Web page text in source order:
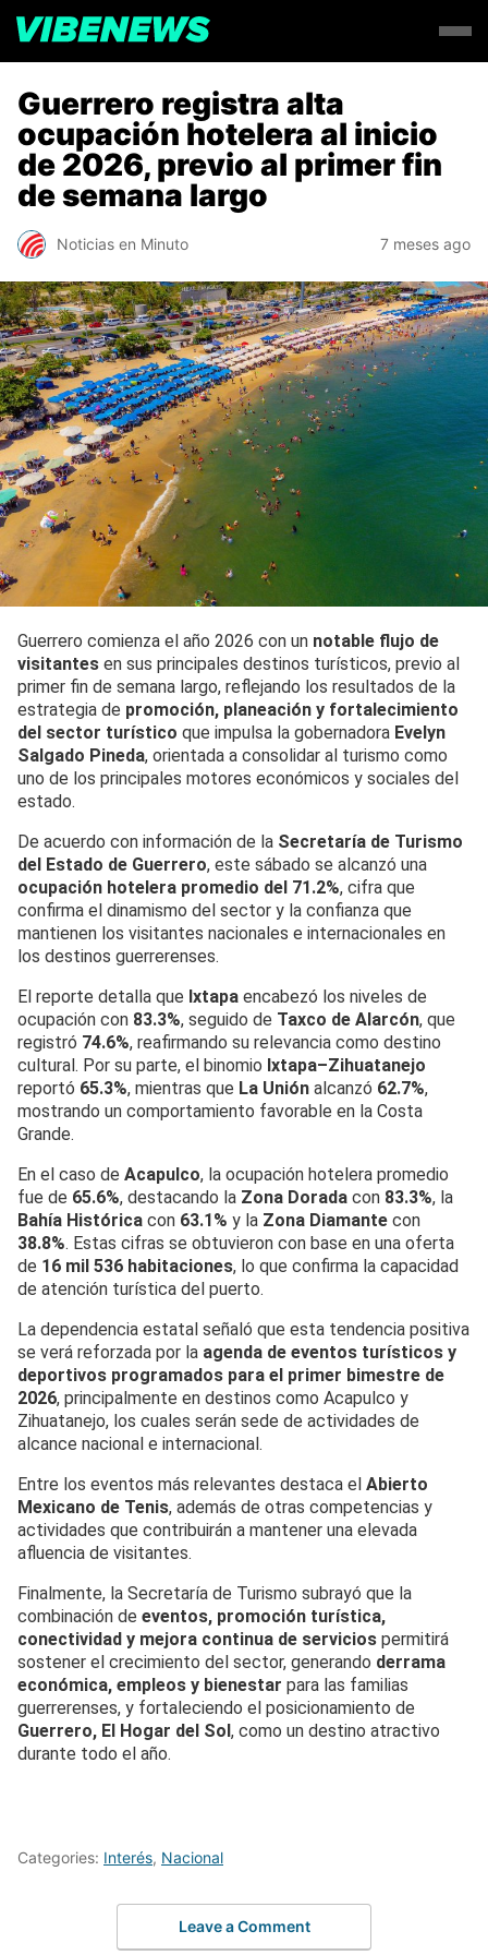
Guerrero registra alta
ocupación hotelera al inicio
de 2026, previo al primer fin
de semana largo
Noticias en Minuto 7 meses ago
Guerrero comienza el año 2026 con un notable flujo de
visitantes en sus principales destinos turísticos, previo al
primer fin de semana largo, reflejando los resultados de la
estrategia de promoción, planeación y fortalecimiento
del sector turístico que impulsa la gobernadora Evelyn
Salgado Pineda, orientada a consolidar al turismo como
uno de los principales motores económicos y sociales del
estado.
De acuerdo con información de la Secretaría de Turismo
del Estado de Guerrero, este sábado se alcanzó una
ocupación hotelera promedio del 71.2%, cifra que
confirma el dinamismo del sector y la confianza que
mantienen los visitantes nacionales e internacionales en
los destinos guerrerenses.
El reporte detalla que Ixtapa encabezó los niveles de
ocupación con 83.3%, seguido de Taxco de Alarcón, que
registró 74.6%, reafirmando su relevancia como destino
cultural. Por su parte, el binomio Ixtapa–Zihuatanejo
reportó 65.3%, mientras que La Unión alcanzó 62.7%,
mostrando un comportamiento favorable en la Costa
Grande.
En el caso de Acapulco, la ocupación hotelera promedio
fue de 65.6%, destacando la Zona Dorada con 83.3%, la
Bahía Histórica con 63.1% y la Zona Diamante con
38.8%. Estas cifras se obtuvieron con base en una oferta
de 16 mil 536 habitaciones, lo que confirma la capacidad
de atención turística del puerto.
La dependencia estatal señaló que esta tendencia positiva
se verá reforzada por la agenda de eventos turísticos y
deportivos programados para el primer bimestre de
2026, principalmente en destinos como Acapulco y
Zihuatanejo, los cuales serán sede de actividades de
alcance nacional e internacional.
Entre los eventos más relevantes destaca el Abierto
Mexicano de Tenis, además de otras competencias y
actividades que contribuirán a mantener una elevada
afluencia de visitantes.
Finalmente, la Secretaría de Turismo subrayó que la
combinación de eventos, promoción turística,
conectividad y mejora continua de servicios permitirá
sostener el crecimiento del sector, generando derrama
económica, empleos y bienestar para las familias
guerrerenses, y fortaleciendo el posicionamiento de
Guerrero, El Hogar del Sol , como un destino atractivo
durante todo el año.
Categories: Interés, Nacional
Leave a Comment